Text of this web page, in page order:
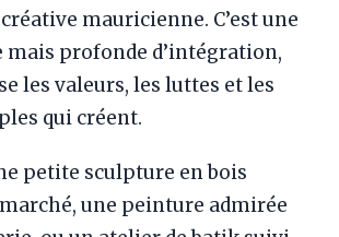
mauricienne. C’est une
profonde d’intégration,
les valeurs, les luttes et les
qui créent.
petite sculpture en bois
une peinture admirée